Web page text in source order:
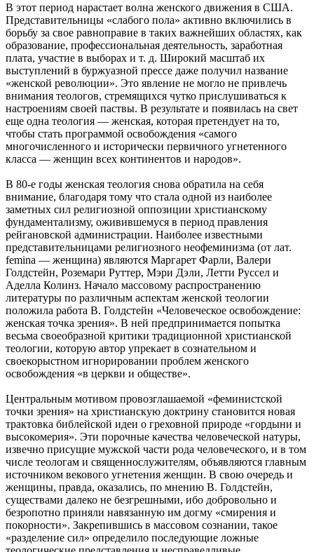
В этот период нарастает волна женского движения в США.
Представительницы «слабого пола» активно включились в
борьбу за свое равноправие в таких важнейших областях, как
образование, профессиональная деятельность, заработная
плата, участие в выборах и т. д. Широкий масштаб их
выступлений в буржуазной прессе даже получил название
«женской революции». Это явление не могло не привлечь
внимания теологов, стремящихся чутко прислушиваться к
настроениям своей паствы. В результате и появилась на свет
еще одна теология — женская, которая претендует на то,
чтобы стать программой освобождения «самого
многочисленного и исторически первичного угнетенного
класса — женщин всех континентов и народов».
В 80-е годы женская теология снова обратила на себя
внимание, благодаря тому что стала одной из наиболее
заметных сил религиозной оппозиции христианскому
фундаментализму, оживившемуся в период правления
рейгановской администрации. Наиболее известными
представительницами религиозного неофеминизма (от лат.
femina — женщина) являются Маргарет Фарли, Валери
Голдстейн, Роземари Руттер, Мэри Дэли, Летти Руссел и
Аделла Колинз. Начало массовому распространению
литературы по различным аспектам женской теологии
положила работа В. Голдстейн «Человеческое освобождение:
женская точка зрения». В ней предпринимается попытка
весьма своеобразной критики традиционной христианской
теологии, которую автор упрекает в сознательном и
своекорыстном игнорировании проблем женского
освобождения «в церкви и обществе».
Центральным мотивом провозглашаемой «феминистской
точки зрения» на христианскую доктрину становится новая
трактовка библейской идеи о греховной природе «гордыни и
высокомерия». Эти порочные качества человеческой натуры,
извечно присущие мужской части рода человеческого, и в том
числе теологам и священнослужителям, объявляются главным
источником векового угнетения женщин. В свою очередь и
женщины, правда, оказались, по мнению В. Голдстейн,
существами далеко не безгрешными, ибо добровольно и
безропотно приняли навязанную им догму «смирения и
покорности». Закрепившись в массовом сознании, такое
«разделение сил» определило последующие ложные